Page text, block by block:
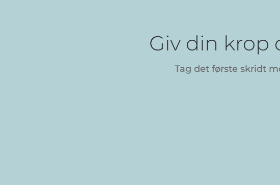
Giv din krop
Tag det første skridt